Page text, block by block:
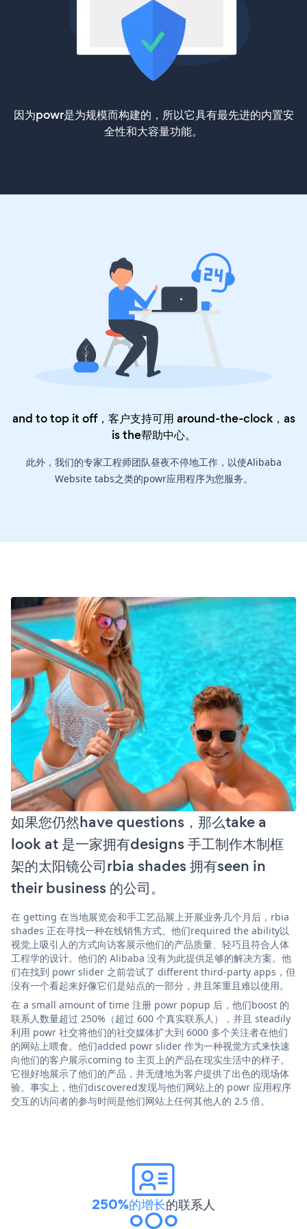
因为powr是为规模而构建的，所以它具有最先进的内置安
全性和大容量功能。
and to top it off，客户支持可用 around-the-clock，as
is the帮助中心。
此外，我们的专家工程师团队昼夜不停地工作，以使Alibaba
Website tabs之类的powr应用程序为您服务。
如果您仍然have questions，那么take a
look at 是一家拥有designs 手工制作木制框
架的太阳镜公司rbia shades 拥有seen in
their business 的公司。
在 getting 在当地展览会和手工艺品展上开展业务几个月后，rbia
shades 正在寻找一种在线销售方式。他们required the ability以
视觉上吸引人的方式向访客展示他们的产品质量、轻巧且符合人体
工程学的设计。他们的 Alibaba 没有为此提供足够的解决方案。他
们在找到 powr slider 之前尝试了 different third-party apps，但
没有一个看起来好像它们是站点的一部分，并且笨重且难以使用。
在 a small amount of time 注册 powr popup 后，他们boost 的
联系人数量超过 250%（超过 600 个真实联系人），并且 steadily
利用 powr 社交将他们的社交媒体扩大到 6000 多个关注者在他们
的网站上喂食。他们added powr slider 作为一种视觉方式来快速
向他们的客户展示coming to 主页上的产品在现实生活中的样子。
它很好地展示了他们的产品，并无缝地为客户提供了出色的现场体
验。事实上，他们discovered发现与他们网站上的 powr 应用程序
交互的访问者的参与时间是他们网站上任何其他人的 2.5 倍。
250%的增长的联系人